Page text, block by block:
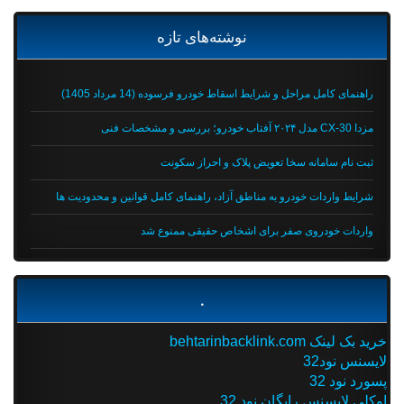
نوشته‌های تازه
راهنمای کامل مراحل و شرایط اسقاط خودرو فرسوده (14 مرداد 1405)
مزدا CX-30 مدل ۲۰۲۴ آفتاب خودرو؛ بررسی و مشخصات فنی
ثبت نام سامانه سخا تعویض پلاک و احراز سکونت
شرایط واردات خودرو به مناطق آزاد، راهنمای کامل قوانین و محدودیت ها
واردات خودروی صفر برای اشخاص حقیقی ممنوع شد
خرید بک لینک behtarinbacklink.com
لایسنس نود32
پسورد نود 32
اوکلی لایسنس رایگان نود 32